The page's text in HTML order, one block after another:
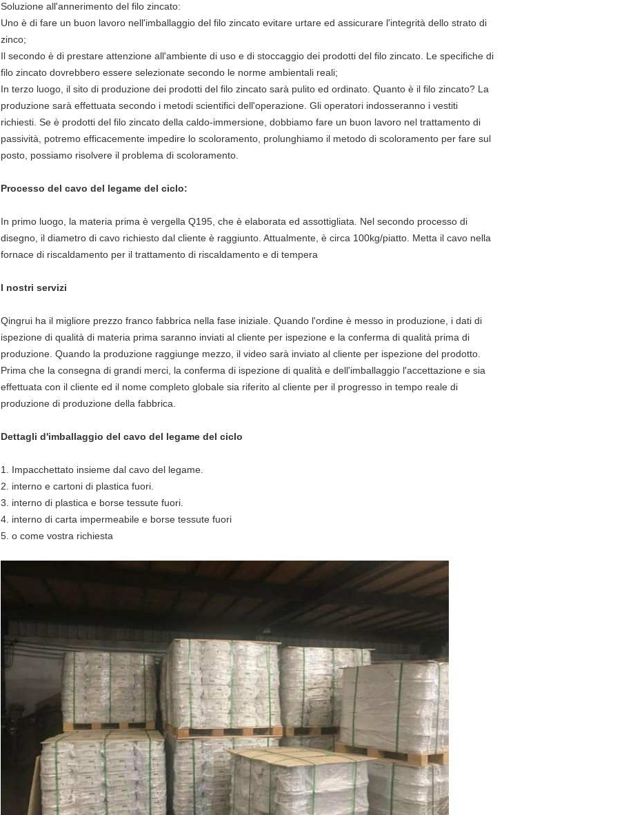
Soluzione all'annerimento del filo zincato:
Uno è di fare un buon lavoro nell'imballaggio del filo zincato evitare urtare ed assicurare l'integrità dello strato di
zinco;
Il secondo è di prestare attenzione all'ambiente di uso e di stoccaggio dei prodotti del filo zincato. Le specifiche di
filo zincato dovrebbero essere selezionate secondo le norme ambientali reali;
In terzo luogo, il sito di produzione dei prodotti del filo zincato sarà pulito ed ordinato. Quanto è il filo zincato? La
produzione sarà effettuata secondo i metodi scientifici dell'operazione. Gli operatori indosseranno i vestiti
richiesti. Se è prodotti del filo zincato della caldo-immersione, dobbiamo fare un buon lavoro nel trattamento di
passività, potremo efficacemente impedire lo scoloramento, prolunghiamo il metodo di scoloramento per fare sul
posto, possiamo risolvere il problema di scoloramento.
Processo del cavo del legame del ciclo:
In primo luogo, la materia prima è vergella Q195, che è elaborata ed assottigliata. Nel secondo processo di
disegno, il diametro di cavo richiesto dal cliente è raggiunto. Attualmente, è circa 100kg/piatto. Metta il cavo nella
fornace di riscaldamento per il trattamento di riscaldamento e di tempera
I nostri servizi
Qingrui ha il migliore prezzo franco fabbrica nella fase iniziale. Quando l'ordine è messo in produzione, i dati di
ispezione di qualità di materia prima saranno inviati al cliente per ispezione e la conferma di qualità prima di
produzione. Quando la produzione raggiunge mezzo, il video sarà inviato al cliente per ispezione del prodotto.
Prima che la consegna di grandi merci, la conferma di ispezione di qualità e dell'imballaggio l'accettazione e sia
effettuata con il cliente ed il nome completo globale sia riferito al cliente per il progresso in tempo reale di
produzione di produzione della fabbrica.
Dettagli d'imballaggio del cavo del legame del ciclo
1. Impacchettato insieme dal cavo del legame.
2. interno e cartoni di plastica fuori.
3. interno di plastica e borse tessute fuori.
4. interno di carta impermeabile e borse tessute fuori
5. o come vostra richiesta